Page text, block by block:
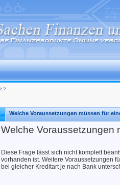
>
Welche Voraussetzungen müssen für
Welche Voraussetzungen
Diese Frage lässt sich nicht komplett
vorhanden ist. Weitere Voraussetzungen
bei gleicher Kreditart je nach Bank